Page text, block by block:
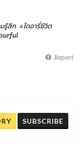
รู้สึก #ไดอารี่ชีวิต
Report
SUBSCRIBE